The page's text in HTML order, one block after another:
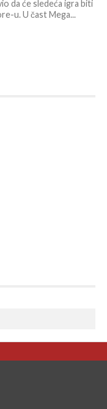
da će sledeća igra biti
u. U čast Mega...